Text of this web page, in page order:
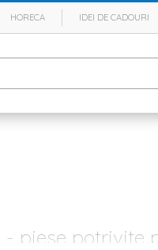
HORECA IDEI DE CADOURI
piese potrivite